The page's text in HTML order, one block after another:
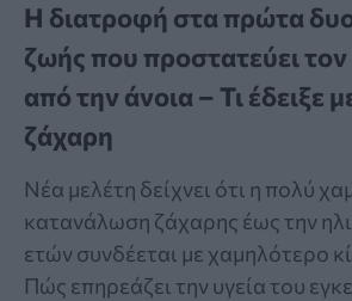
Η διατροφή στα πρώτα
ζωής που προστατεύει
από την άνοια – Τι έδειξε
ζάχαρη
Νέα μελέτη δείχνει ότι η πολύ
κατανάλωση ζάχαρης έως την
ετών συνδέεται με χαμηλότερο
Πώς επηρεάζει την υγεία του